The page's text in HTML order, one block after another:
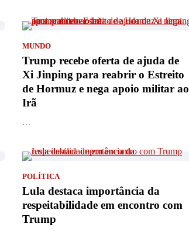
MUNDO
Trump recebe oferta de ajuda de
Xi Jinping para reabrir o Estreito
de Hormuz e nega apoio militar ao
Irã
POLÍTICA
Lula destaca importância da
respeitabilidade em encontro com
Trump